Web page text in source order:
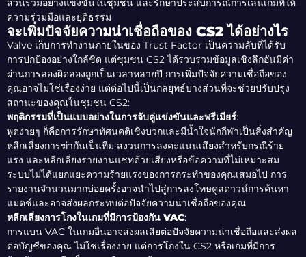
ส่วนร่วมอย่างแข็งขันในชุมชน และรักษาประสบการณ์การเล่นเกมที่ให้
ความร่วมมือและยุติธรรม
จะเพิ่มปัจจัยความน่าเชื่อถือของ CS2 ได้อย่างไร
Valve เก็บการทำงานภายในของ Trust Factor เป็นความลับที่ได้รับ
การปกป้องอย่างใกล้ชิด แต่ชุมชน CS2 ได้รวบรวมข้อมูลเชิงลึกอันมีค่า
ผ่านการลองผิดลองถูกเป็นเวลาหลายปี การเพิ่มปัจจัยความเชื่อถือของ
คุณอาจไม่ใช่เรื่องง่าย แต่ต่อไปนี้เป็นกลยุทธ์บางส่วนที่จะช่วยปรับปรุง
สถานะของคุณในชุมชน CS2:
พฤติกรรมที่เป็นแบบอย่างในการจับคู่แข่งขันและพรีเมียร์:
พูดง่ายๆ ก็คือการรักษาทัศนคติเชิงบวกและมีน้ำใจนักกีฬาเป็นสิ่งสำคัญ
หลีกเลี่ยงการฆ่ากันเป็นทีม สงวนการลงคะแนนเสียงสำหรับกรณีร้าย
แรง และหลีกเลี่ยงรายงานแชทด้วยเสียงหรือข้อความที่ไม่เหมาะสม
ระบบไม่ได้แยกแยะความร้ายแรงของการกระทำของคุณเสมอไป การ
รายงานจำนวนมากบ่อยครั้งอาจนำไปสู่การลงโทษคูลดาวน์การค้นหา
แมตช์และอาจส่งผลกระทบต่อปัจจัยความน่าเชื่อถือของคุณ
หลีกเลี่ยงการโกงในเกมที่มีการป้องกัน VAC:
การแบน VAC ในเกมอื่นอาจส่งผลเสียต่อปัจจัยความน่าเชื่อถือและส่งผล
ต่อบัญชีของคุณ ไม่ใช่เรื่องง่าย แต่การโกงใน CS2 หรือเกมที่มีการ